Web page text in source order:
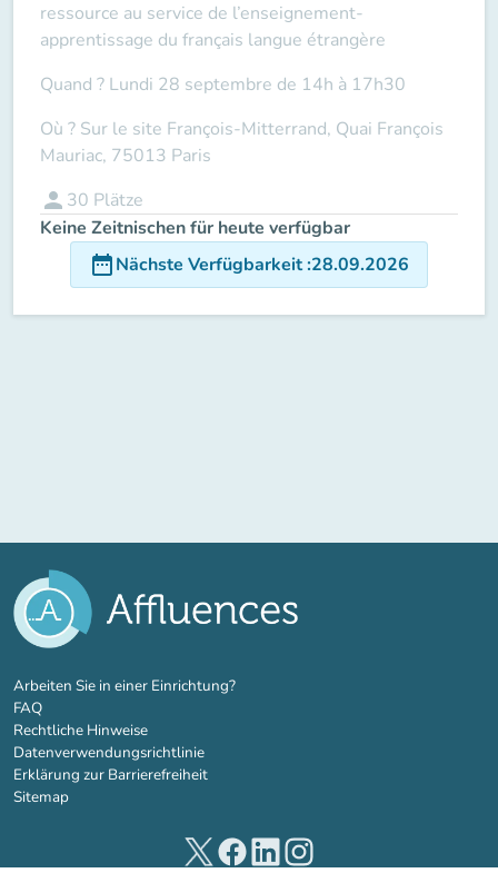
ressource au service de l’enseignement-
apprentissage du français langue étrangère
Quand ? Lundi 28 septembre de 14h à 17h30
Où ? Sur le site François-Mitterrand, Quai François
Mauriac, 75013 Paris
person 30 Plätze
Keine Zeitnischen für heute verfügbar
date_rangeNächste Verfügbarkeit:28.09.2026
Arbeiten Sie in einer Einrichtung?(new tab)
FAQ
Rechtliche Hinweise
Datenverwendungsrichtlinie
Erklärung zur Barrierefreiheit
Sitemap
(new tab)(new tab)(new tab)